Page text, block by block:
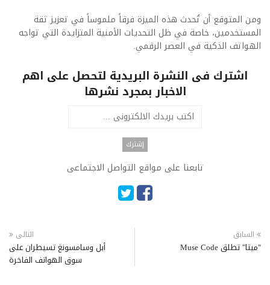
ومن المتوقع أن تُحدث هذه الميزة فرقاً ملموساً في تعزيز ثقة
المستخدمين، خاصة في ظل التحديات الأمنية المتزايدة التي تواجه
الهواتف الذكية في العصر الرقمي.
اشترك فى النشرة البريدية لتحصل على اهم
الاخبار بمجرد نشرها
تابعنا على مواقع التواصل الاجتماعى
السابق
"ميتا" تطلق Muse Code
التالى
أبل وسامسونغ تسيطران على
سوق الهواتف الفاخرة